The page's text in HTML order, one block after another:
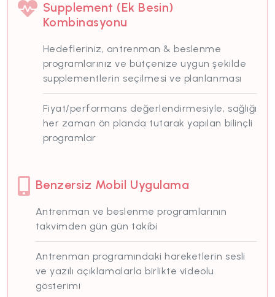
Supplement (Ek Besin)
Kombinasyonu
Hedefleriniz, antrenman & beslenme
programlarınız ve bütçenize uygun şekilde
supplementlerin seçilmesi ve planlanması
Fiyat/performans değerlendirmesiyle, sağlığı
her zaman ön planda tutarak yapılan bilinçli
programlar
Benzersiz Mobil Uygulama
Antrenman ve beslenme programlarının
takvimden gün gün takibi
Antrenman programındaki hareketlerin sesli
ve yazılı açıklamalarla birlikte videolu
gösterimi